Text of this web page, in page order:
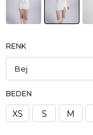
RENK
BEDEN
XS S M